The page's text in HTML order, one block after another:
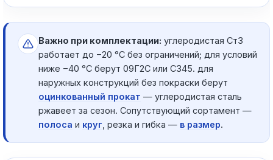
Важно при комплектации: углеродистая Ст3
работает до −20 °C без ограничений; для условий
ниже −40 °C берут 09Г2С или С345. для
наружных конструкций без покраски берут
оцинкованный прокат — углеродистая сталь
ржавеет за сезон. Сопутствующий сортамент —
полоса и круг , резка и гибка — в размер.